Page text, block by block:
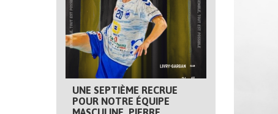
UNE SEPTIÈME RECRUE
POUR NOTRE ÉQUIPE